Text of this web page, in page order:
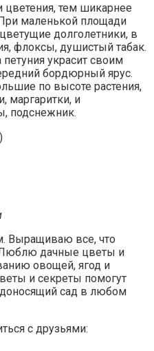
тем шикарнее
маленькой площади
долголетники, в
флоксы, душистый табак.
украсит своим
бордюрный ярус.
по высоте растения,
маргаритки, и
подснежник.
Выращиваю все, что
дачные цветы и
овощей, ягод и
и секреты помогут
сад в любом
с друзьями: